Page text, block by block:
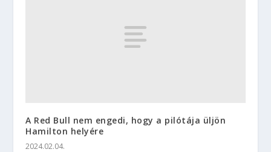
A Red Bull nem engedi, hogy a pilótája üljön
Hamilton helyére
2024.02.04.